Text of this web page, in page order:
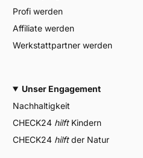
Profi werden
Affiliate werden
Werkstattpartner werden
Unser Engagement
Nachhaltigkeit
CHECK24 hilftKindern
CHECK24 hilftder Natur